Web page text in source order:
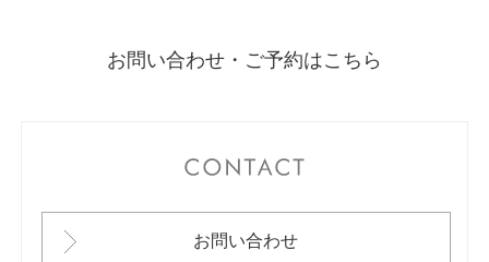
お問い合わせ・ご予約はこちら
お問い合わせ